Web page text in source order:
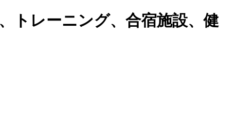
トレーニング、合宿施設、健